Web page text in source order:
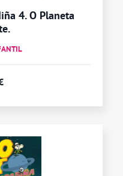
4. O Planeta